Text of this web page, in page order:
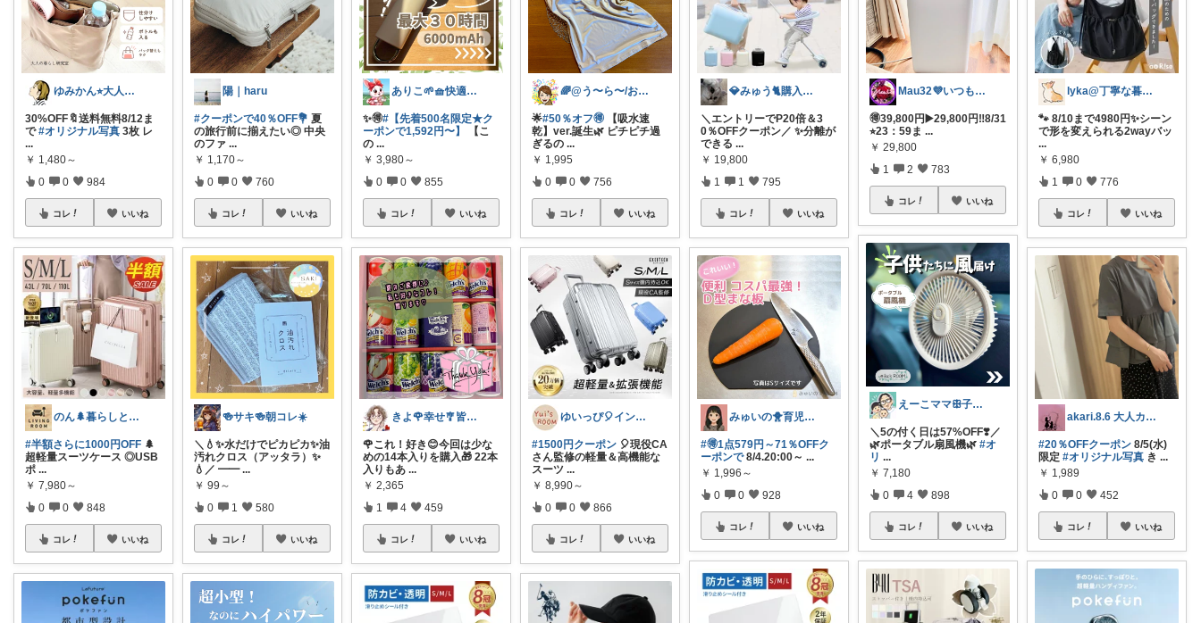
ゆみかん⭐︎大人の暮らし研究室
30%OFF🔖送料無料8/12ま
で#オリジナル写真 3枚 レ
...
￥ 1,480～
0 0 984
コレ いいね
のん🌲暮らしと家具
#半額さらに1000円OFF 🌲
超軽量スーツケース ◎USB
ポ ...
￥ 7,980～
0 0 848
コレ いいね
陽｜haru
#クーポンで40％OFF💐 夏
の旅行前に揃えたい◎ 中央
のファ ...
￥ 1,170～
0 0 760
コレ いいね
🍻サキ🍻朝コレ☀️
＼💧✨水だけでピカピカ✨油
汚れクロス（アッタラ）✨
💧／ ━━ ...
￥ 99～
0 1 580
コレ いいね
ありこ🌱🧺快適な暮らし雑貨🌻
✨️🉐#【先着500名限定★ク
ーポンで1,592円〜】
【こ
の ...
￥ 3,980～
0 0 855
コレ いいね
きよ🌹幸せ🎐皆様のお心遣いに感謝💖
🌹これ！好き😊今回は少な
めの14本入りを購入🎁 22本
入りもあ ...
￥ 2,365
1 4 459
コレ いいね
🌈@う〜ら〜/お得✨美味しい✨素敵✨
🌟#50％オフ🉐 【吸水速
乾】ver.誕生🌿 ピチピチ過
ぎるの ...
￥ 1,995
0 0 756
コレ いいね
ゆいっぴ🎈インテリアとファッション
#1500円クーポン 🎈現役CA
さん監修の軽量＆高機能な
スーツ ...
￥ 8,990～
0 0 866
コレ いいね
💎みゅう🐈購入感謝(❀ᴗ͈ˬᴗ͈)⁾
＼エントリーでP20倍＆3
0％OFFクーポン／ ✨分離が
できる ...
￥ 19,800
1 1 795
コレ いいね
みゅいの🐥育児×時短×コスパ☀️朝コレ
#🉐1点579円～71％OFFク
ーポンで8/4.20:00～ ...
￥ 1,996～
0 0 928
コレ いいね
Mau32💜いつも有難うございます😊
🉐39,800円▶️29,800円‼️8/31
⭐︎23：59ま ...
￥ 29,800
1 2 783
コレ いいね
えーこママꕥ子供達と夏を楽しむぞ☀️
＼5の付く日は57%OFF❣️／
🌿ポータブル扇風機🌿#オ
リ ...
￥ 7,180
0 4 898
コレ いいね
lyka@丁寧な暮らし
🐾 8/10まで4980円✨シーン
で形を変えられる2wayバッ
...
￥ 6,980
1 0 776
コレ いいね
akari.8.6 大人カジュアル服
#20％OFFクーポン 8/5(水)
限定#オリジナル写真 き ...
￥ 1,989
0 0 452
コレ いいね